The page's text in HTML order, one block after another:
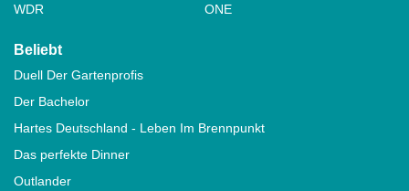
WDR
ONE
Beliebt
Duell Der Gartenprofis
Der Bachelor
Hartes Deutschland - Leben Im Brennpunkt
Das perfekte Dinner
Outlander